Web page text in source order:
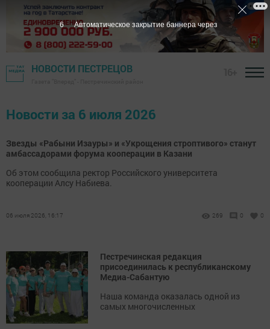
НОВОСТИ ПЕСТРЕЦОВ
Новости за 6 июля 2026
Звезды «Рабыни Изауры» и «Укрощения строптивого» станут
амбассадорами форума кооперации в Казани
Об этом сообщила ректор Российского университета
кооперации Алсу Набиева.
06 июля 2026, 16:17 269 0 0
Пестречинская редакция
присоединилась к республиканскому
Медиа-Сабантую
Наша команда оказалась одной из
самых многочисленных
6 Автоматическое закрытие баннера через